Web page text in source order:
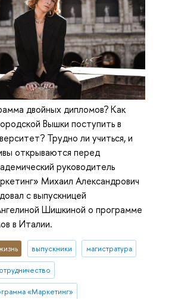
двойных дипломов? Как
Вышки поступить в
Трудно ли учиться, и
открываются перед
руководитель
Михаил Александрович
с выпускницей
Шишкиной о программе
в Италии.
выпускники магистратура
«Маркетинг»